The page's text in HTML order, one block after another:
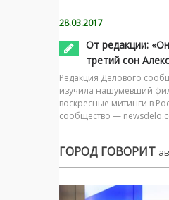
28.03.2017
От редакции:
третий сон
Редакция Делового
изучила нашумевший
воскресные митинги в
сообщество —
ГОРОД ГОВОРИТ